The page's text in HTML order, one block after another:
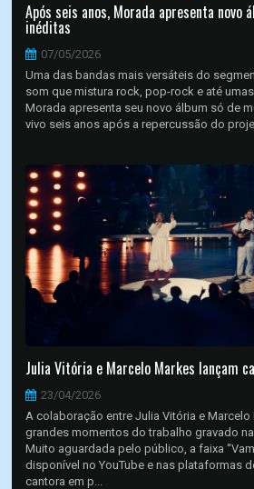
Após seis anos, Morada apresenta novo
inéditas
07/05/2026
Uma das bandas mais versáteis do
som que mistura rock, pop-rock e até
Morada apresenta seu novo álbum só de
vivo seis anos após a repercussão do
Julia Vitória e Marcelo Markes lançam
23/04/2026
A colaboração entre Julia Vitória e
grandes momentos do trabalho gravado
Muito aguardada pelo público, a faixa
disponível no YouTube e nas plataformas
cantora em p...